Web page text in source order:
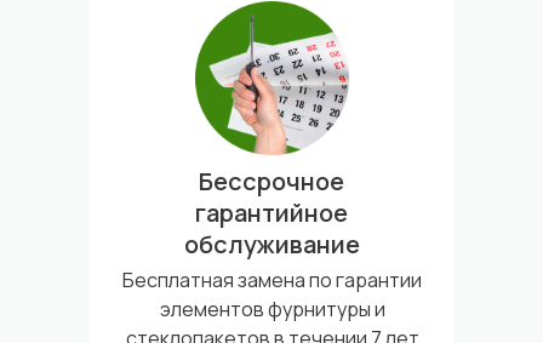
Бессрочное
гарантийное
обслуживание
Бесплатная замена по гарантии
элементов фурнитуры и